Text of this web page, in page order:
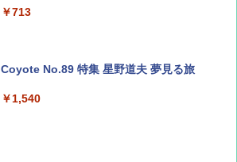
￥713
Coyote No.89 特集 星野道夫 夢見る旅
￥1,540